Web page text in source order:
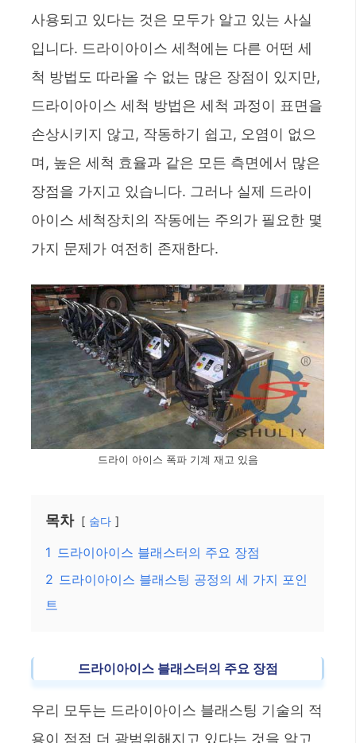
사용되고 있다는 것은 모두가 알고 있는 사실
입니다. 드라이아이스 세척에는 다른 어떤 세
척 방법도 따라올 수 없는 많은 장점이 있지만,
드라이아이스 세척 방법은 세척 과정이 표면을
손상시키지 않고, 작동하기 쉽고, 오염이 없으
며, 높은 세척 효율과 같은 모든 측면에서 많은
장점을 가지고 있습니다. 그러나 실제 드라이
아이스 세척장치의 작동에는 주의가 필요한 몇
가지 문제가 여전히 존재한다.
드라이 아이스 폭파 기계 재고 있음
목차 숨다
1 드라이아이스 블래스터의 주요 장점
2 드라이아이스 블래스팅 공정의 세 가지 포인
트
드라이아이스 블래스터의 주요 장점
우리 모두는 드라이아이스 블래스팅 기술의 적
용이 점점 더 광범위해지고 있다는 것을 알고